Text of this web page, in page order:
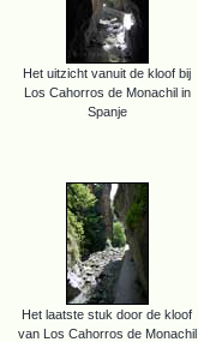
Het uitzicht vanuit de kloof bij
Los Cahorros de Monachil in
Spanje
Het laatste stuk door de kloof
van Los Cahorros de Monachil